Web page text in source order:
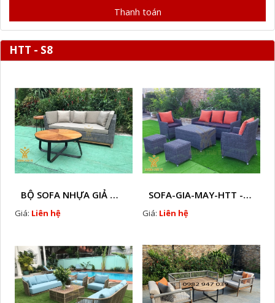
Thanh toán
HTT - S8
BỘ SOFA NHỰA GIẢ MÂY HTT - S86
Giá: Liên hệ
SOFA-GIA-MAY-HTT - S61 COPY
Giá: Liên hệ